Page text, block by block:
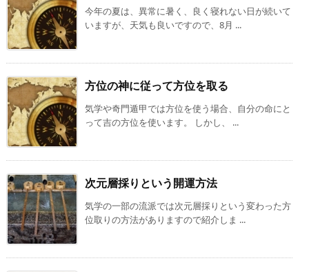
今年の夏は、異常に暑く、良く寝れない日が続いて
いますが、天気も良いですので、8月 ...
方位の神に従って方位を取る
気学や奇門遁甲では方位を使う場合、自分の命にと
って吉の方位を使います。 しかし、 ...
次元層採りという開運方法
気学の一部の流派では次元層採りという変わった方
位取りの方法がありますので紹介しま ...